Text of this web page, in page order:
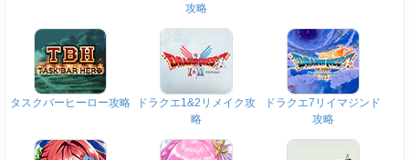
攻略
タスクバーヒーロー攻略
ドラクエ1&2リメイク攻
略
ドラクエ7リイマジンド
攻略